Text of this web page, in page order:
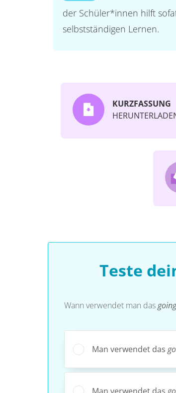
der Schüler*innen hilft
selbstständigen Lernen.
KURZFASSUNG
Teste
Wann verwendet man das
Man verwendet das